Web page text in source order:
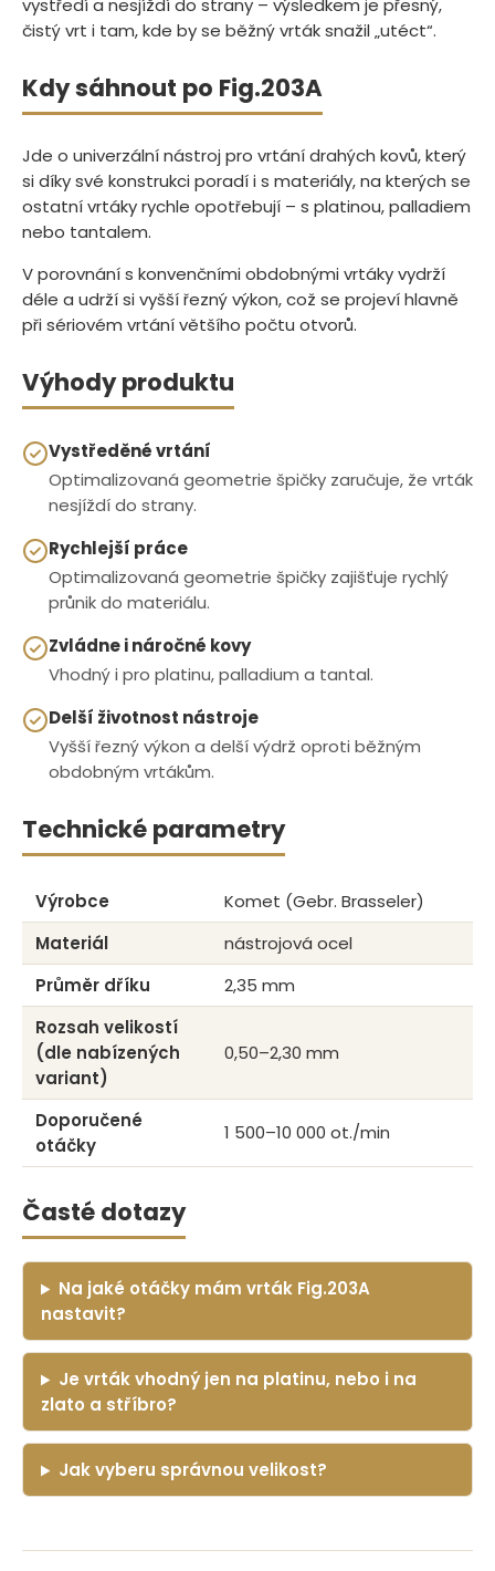
vystředí a nesjíždí do strany – výsledkem je přesný,
čistý vrt i tam, kde by se běžný vrták snažil „utéct“.
Kdy sáhnout po Fig.203A
Jde o univerzální nástroj pro vrtání drahých kovů, který
si díky své konstrukci poradí i s materiály, na kterých se
ostatní vrtáky rychle opotřebují – s platinou, palladiem
nebo tantalem.
V porovnání s konvenčními obdobnými vrtáky vydrží
déle a udrží si vyšší řezný výkon, což se projeví hlavně
při sériovém vrtání většího počtu otvorů.
Výhody produktu
Vystředěné vrtání
Optimalizovaná geometrie špičky zaručuje, že vrták
nesjíždí do strany.
Rychlejší práce
Optimalizovaná geometrie špičky zajišťuje rychlý
průnik do materiálu.
Zvládne i náročné kovy
Vhodný i pro platinu, palladium a tantal.
Delší životnost nástroje
Vyšší řezný výkon a delší výdrž oproti běžným
obdobným vrtákům.
Technické parametry
Výrobce
Komet (Gebr. Brasseler)
Materiál
nástrojová ocel
Průměr dříku
2,35 mm
Rozsah velikostí
(dle nabízených
variant)
0,50–2,30 mm
Doporučené
otáčky
1 500–10 000 ot./min
Časté dotazy
Na jaké otáčky mám vrták Fig.203A
nastavit?
Je vrták vhodný jen na platinu, nebo i na
zlato a stříbro?
Jak vyberu správnou velikost?